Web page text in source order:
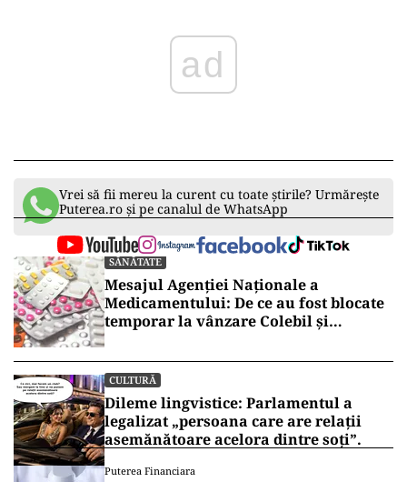
ad
Vrei să fii mereu la curent cu toate știrile? Urmărește
Puterea.ro și pe canalul de WhatsApp
SĂNĂTATE
Mesajul Agenției Naționale a
Medicamentului: De ce au fost blocate
temporar la vânzare Colebil și
CULTURĂ
Dileme lingvistice: Parlamentul a
legalizat „persoana care are relații
asemănătoare acelora dintre soți”.
Puterea Financiara